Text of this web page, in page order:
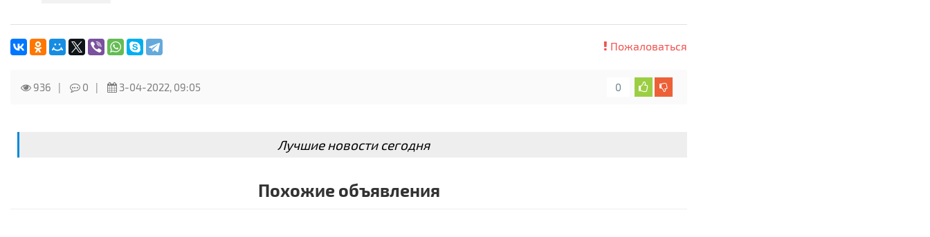
Пожаловаться
936 0 3-04-2022, 09:05 0
Лучшие новости сегодня
Похожие объявления